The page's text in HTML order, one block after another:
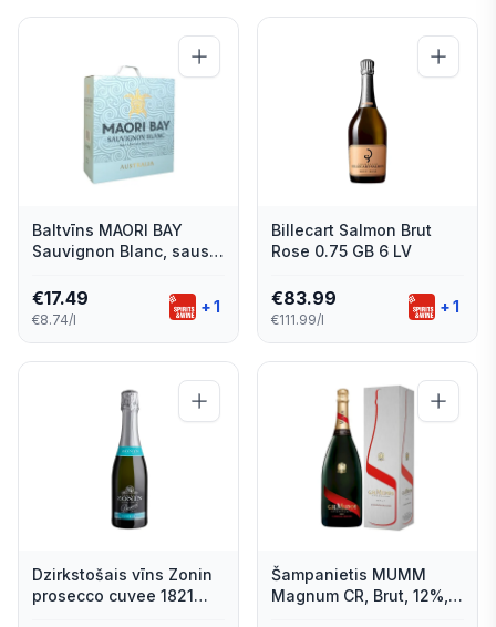
Baltvīns MAORI BAY
Sauvignon Blanc, sauss,
€17.49
€8.74/l
+1
Billecart Salmon Brut
Rose 0.75 GB 6 LV
€83.99
€111.99/l
+1
Dzirkstošais vīns Zonin
prosecco cuvee 1821
Šampanietis MUMM
Magnum CR, Brut, 12%,